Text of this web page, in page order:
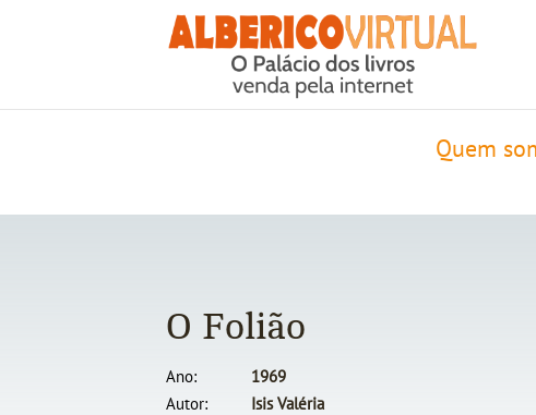
Quem
O Folião
Ano
1969
Autor
Isis Valéria